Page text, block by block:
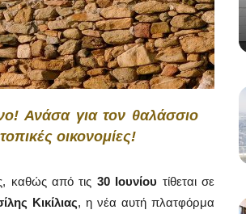
Ανάσα για τον θαλάσσιο
οικονομίες!
καθώς από τις 30 Ιουνίου τίθεται σε
Κικίλιας, η νέα αυτή πλατφόρμα